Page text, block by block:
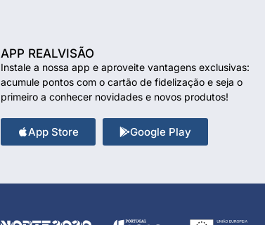
APP REALVISÃO
Instale a nossa app e aproveite vantagens exclusivas:
acumule pontos com o cartão de fidelização e seja o
primeiro a conhecer novidades e novos produtos!
App Store Google Play